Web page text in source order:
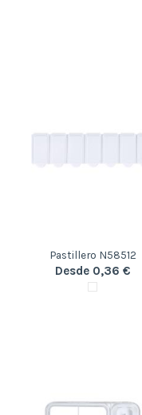
Pastillero N58512
Desde 0,36 €